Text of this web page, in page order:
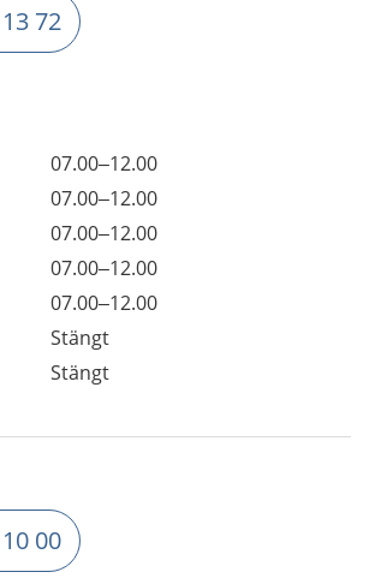
72
07.00–12.00
07.00–12.00
07.00–12.00
07.00–12.00
07.00–12.00
Stängt
Stängt
00